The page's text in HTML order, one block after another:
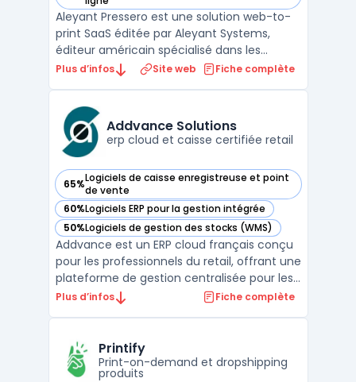
Aleyant Pressero est une solution web-to-
print SaaS éditée par Aleyant Systems,
éditeur américain spécialisé dans les
logiciels pour imprimeurs. La plateforme
entièrement personnalisables, aussi bien
pour la vente B2B (p ...
Plus d’infos Site web Fiche complète
Addvance Solutions
erp cloud et caisse certifiée retail
65%Logiciels de caisse enregistreuse et point
de vente
— voir Addvance Solutions dans cette catégorie
60%Logiciels ERP pour la gestion intégrée
— voir Addvance Solutions dans cette catégorie
50%Logiciels de gestion des stocks (WMS)
— voir Addvance Solutions dans cette catégorie
Addvance est un ERP cloud français conçu
pour les professionnels du retail, offrant une
plateforme de gestion centralisée pour les
magasins et les franchises. Ce système de
moderne, de l’encaissement à la gestion
des stock ...
Plus d’infos Fiche complète
Printify
Print-on-demand et dropshipping
produits